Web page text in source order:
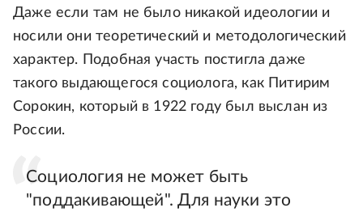
Даже если там не было никакой идеологии и
носили они теоретический и методологический
характер. Подобная участь постигла даже
такого выдающегося социолога, как Питирим
Сорокин, который в 1922 году был выслан из
России.
Социология не может быть
"поддакивающей". Для науки это